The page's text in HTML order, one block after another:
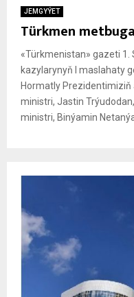
JEMGYÝET
Türkmen
«Türkmenistan» gazeti 1.
kazylarynyň I maslahaty
Hormatly Prezidentimiziň
ministri, Jastin
ministri, Binýamin